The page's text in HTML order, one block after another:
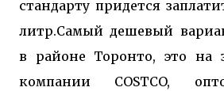
стандарту придется
литр.Самый дешевый
в районе Торонто, это на
компании COSTCO,